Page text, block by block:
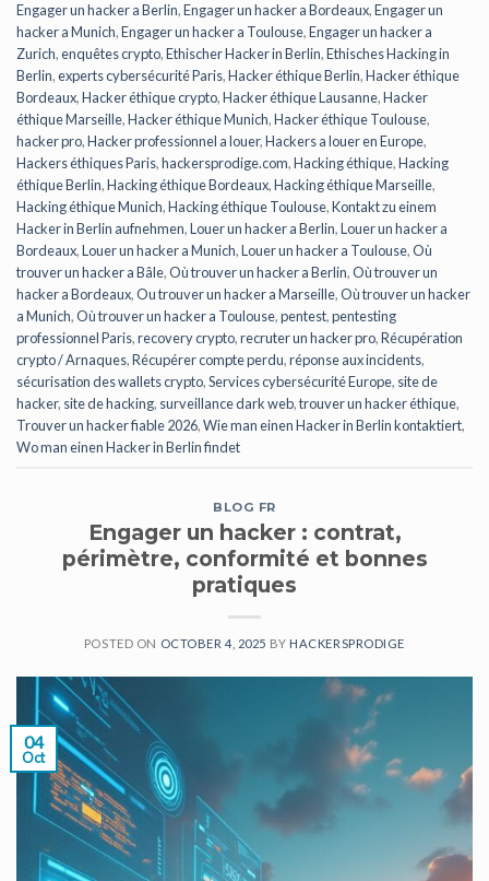
Engager un hacker a Berlin,Engager un hacker a Bordeaux,Engager un
hacker a Munich,Engager un hacker a Toulouse,Engager un hacker a
Zurich,enquêtes crypto,Ethischer Hacker in Berlin,Ethisches Hacking in
Berlin,experts cybersécurité Paris,Hacker éthique Berlin,Hacker éthique
Bordeaux,Hacker éthique crypto,Hacker éthique Lausanne,Hacker
éthique Marseille,Hacker éthique Munich,Hacker éthique Toulouse,
hacker pro,Hacker professionnel a louer,Hackers a louer en Europe,
Hackers éthiques Paris,hackersprodige.com,Hacking éthique,Hacking
éthique Berlin,Hacking éthique Bordeaux,Hacking éthique Marseille,
Hacking éthique Munich,Hacking éthique Toulouse,Kontakt zu einem
Hacker in Berlin aufnehmen,Louer un hacker a Berlin,Louer un hacker a
Bordeaux,Louer un hacker a Munich,Louer un hacker a Toulouse,Où
trouver un hacker a Bâle,Où trouver un hacker a Berlin,Où trouver un
hacker a Bordeaux,Ou trouver un hacker a Marseille,Où trouver un hacker
a Munich,Où trouver un hacker a Toulouse,pentest,pentesting
professionnel Paris,recovery crypto,recruter un hacker pro,Récupération
crypto / Arnaques,Récupérer compte perdu,réponse aux incidents,
sécurisation des wallets crypto,Services cybersécurité Europe, site de
hacker, site de hacking, surveillance dark web,trouver un hacker éthique,
Trouver un hacker fiable 2026,Wie man einen Hacker in Berlin kontaktiert,
Wo man einen Hacker in Berlin findet
BLOG FR
Engager un hacker : contrat,
périmètre, conformité et bonnes
pratiques
POSTED ON OCTOBER 4, 2025 BY HACKERSPRODIGE
04
Oct